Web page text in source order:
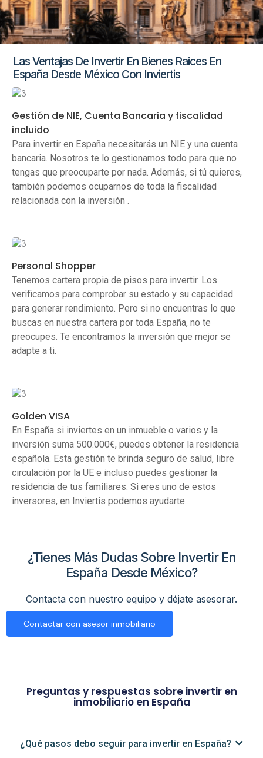
Las Ventajas De Invertir En Bienes Raices En
España Desde México Con Inviertis
Gestión de NIE, Cuenta Bancaria y fiscalidad
incluido
Para invertir en España necesitarás un NIE y una cuenta
bancaria. Nosotros te lo gestionamos todo para que no
tengas que preocuparte por nada. Además, si tú quieres,
también podemos ocuparnos de toda la fiscalidad
relacionada con la inversión .
Personal Shopper
Tenemos cartera propia de pisos para invertir. Los
verificamos para comprobar su estado y su capacidad
para generar rendimiento. Pero si no encuentras lo que
buscas en nuestra cartera por toda España, no te
preocupes. Te encontramos la inversión que mejor se
adapte a ti.
Golden VISA
En España si inviertes en un inmueble o varios y la
inversión suma 500.000€, puedes obtener la residencia
española. Esta gestión te brinda seguro de salud, libre
circulación por la UE e incluso puedes gestionar la
residencia de tus familiares. Si eres uno de estos
inversores, en Inviertis podemos ayudarte.
¿Tienes Más Dudas Sobre Invertir En
España Desde México?
Contacta con nuestro equipo y déjate asesorar.
Contactar con asesor inmobiliario
Preguntas y respuestas sobre invertir en
inmobiliario en España
¿Qué pasos debo seguir para invertir en España?